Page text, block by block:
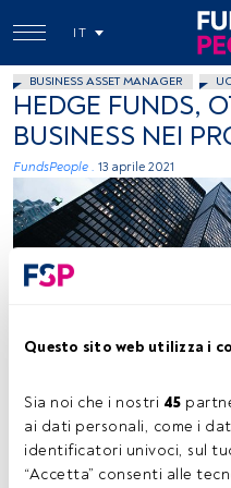
Questo sito web utilizza i
Sia noi che i nostri 45
ai dati personali, come i
identificatori univoci, sul
“Accetta” consenti alle
IT
BUSINESS ASSET MANAGER
HEDGE FUNDS,
BUSINESS NEI
FundsPeople . 13 aprile 2021
Tempo di lettura: 1 min.